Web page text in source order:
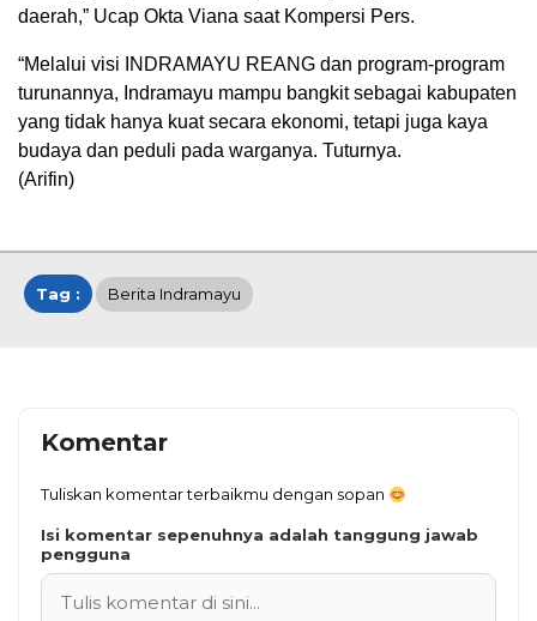
daerah,” Ucap Okta Viana saat Kompersi Pers.
“Melalui visi INDRAMAYU REANG dan program-program
turunannya, Indramayu mampu bangkit sebagai kabupaten
yang tidak hanya kuat secara ekonomi, tetapi juga kaya
budaya dan peduli pada warganya. Tuturnya.
(Arifin)
Tag : Berita Indramayu
Komentar
Tuliskan komentar terbaikmu dengan sopan
Isi komentar sepenuhnya adalah tanggung jawab
pengguna